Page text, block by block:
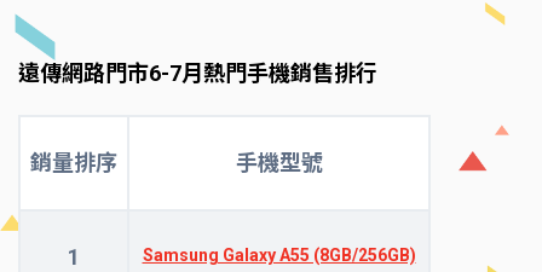
遠傳網路門市6-7月熱門手機銷售排行
銷量排序 手機型號
1 Samsung Galaxy A55 (8GB/256GB)